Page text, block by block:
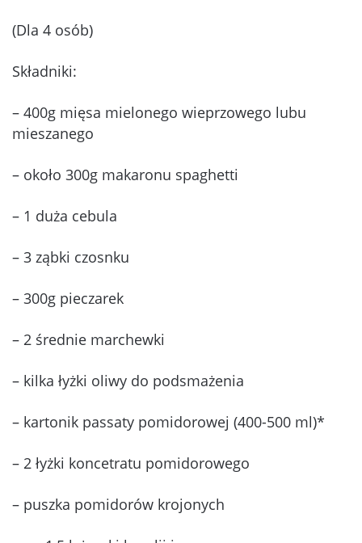
(Dla 4 osób)
Składniki:
– 400g mięsa mielonego wieprzowego lubu
mieszanego
– około 300g makaronu spaghetti
– 1 duża cebula
– 3 ząbki czosnku
– 300g pieczarek
– 2 średnie marchewki
– kilka łyżki oliwy do podsmażenia
– kartonik passaty pomidorowej (400-500 ml)*
– 2 łyżki koncetratu pomidorowego
– puszka pomidorów krojonych